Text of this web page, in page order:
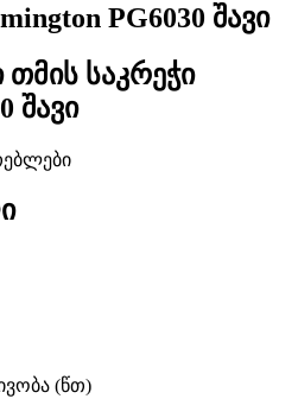
PG6030 შავი
თმის საკრეჭი
შავი
(წთ)